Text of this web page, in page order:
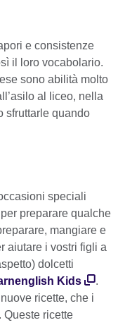
e consistenze
il loro vocabolario.
sono abilità molto
al liceo, nella
sfruttarle quando
speciali
preparare qualche
mangiare e
aiutare i vostri figli a
dolcetti
Kids
.
ricette, che i
Queste ricette